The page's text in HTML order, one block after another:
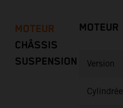
MOTEUR
CHÂSSIS
SUSPENSION
MOTEUR
Version
Cylindrée